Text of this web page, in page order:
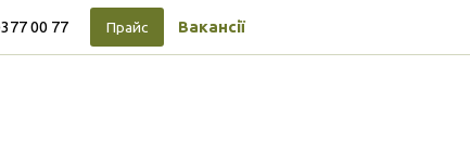
00 77 Прайс Вакансії